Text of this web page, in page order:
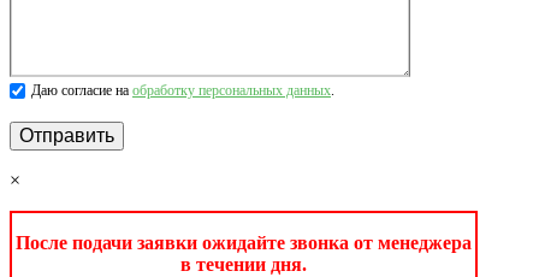
Даю согласие на обработку персональных данных.
×
После подачи заявки ожидайте звонка от менеджера
в течении дня.